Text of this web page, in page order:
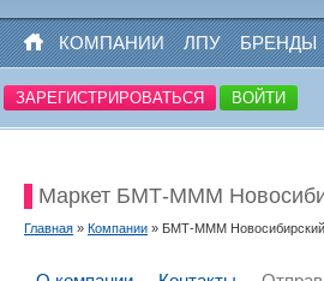
КОМПАНИИ ЛПУ БРЕНДЫ
ЗАРЕГИСТРИРОВАТЬСЯ ВОЙТИ
Маркет БМТ-MMM
Главная » Компании » БМТ-MMM